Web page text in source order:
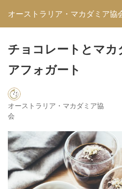
オーストラリア・マカダミア協
チョコレートとマ
アフォガート
オーストラリア・マカダミア協
会